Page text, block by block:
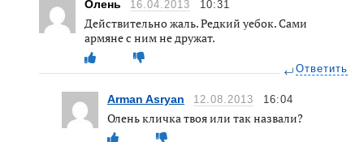
Олень 16.04.2013 10:31
Действительно жаль. Редкий уебок. Сами
армяне с ним не дружат.
Ответить
Arman Asryan 12.08.2013 16:04
Олень кличка твоя или так назвали?